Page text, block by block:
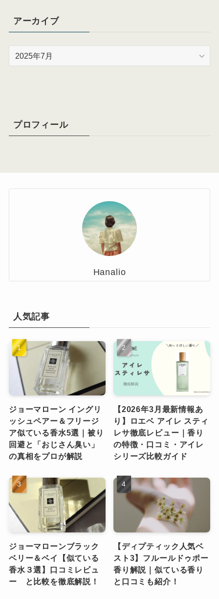
アーカイブ
ア
プロフィール
Hanalio
人気記事
ジョーマローン イングリ
ッシュペアー＆フリージ
ア似ている香水5選｜被り
回避と「おじさん臭い」
の真相をプロが解説
【2026年3月最新情報あ
り】ロエベ アイレ スティ
レサ徹底レビュー｜香り
の特徴・口コミ・アイレ
シリーズ比較ガイド
ジョーマローンブラック
ベリー＆ベイ【似ている
香水３選】口コミレビュ
ー と比較を徹底解説！
【ディプティック人気ベ
スト3】フルールドゥポー
香り解説｜似ている香り
と口コミも紹介！